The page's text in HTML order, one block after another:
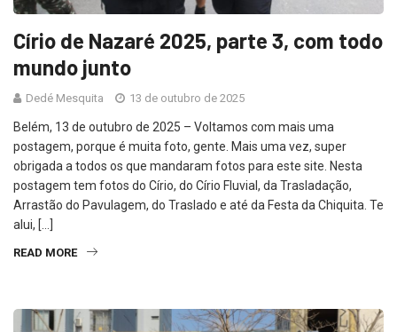
Círio de Nazaré 2025, parte 3, com todo
mundo junto
Dedé Mesquita 13 de outubro de 2025
Belém, 13 de outubro de 2025 – Voltamos com mais uma
postagem, porque é muita foto, gente. Mais uma vez, super
obrigada a todos os que mandaram fotos para este site. Nesta
postagem tem fotos do Círio, do Círio Fluvial, da Trasladação,
Arrastão do Pavulagem, do Traslado e até da Festa da Chiquita. Te
alui, […]
READ MORE